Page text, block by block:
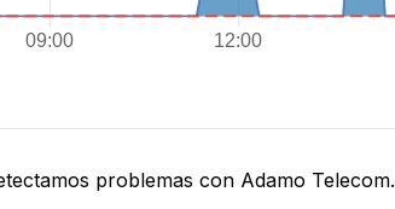
problemas con Adamo Telecom.